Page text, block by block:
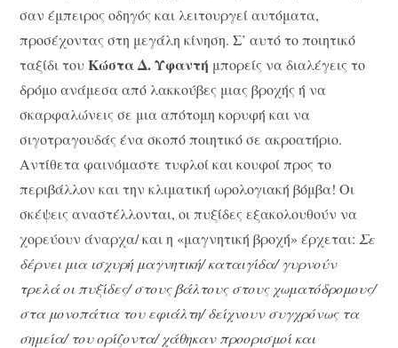
σαν έμπειρος οδηγός και λειτουργεί αυτόματα,
προσέχοντας στη μεγάλη κίνηση. Σ’ αυτό το ποιητικό
ταξίδι τουΚώστα Δ. Υφαντή μπορείς να διαλέγεις το
δρόμο ανάμεσα από λακκούβες μιας βροχής ή να
σκαρφαλώνεις σε μια απότομη κορυφή και να
σιγοτραγουδάς ένα σκοπό ποιητικό σε ακροατήριο.
Αντίθετα φαινόμαστε τυφλοί και κουφοί προς το
περιβάλλον και την κλιματική ωρολογιακή βόμβα! Οι
σκέψεις αναστέλλονται, οι πυξίδες εξακολουθούν να
χορεύουν άναρχα/ και η «μαγνητική βροχή» έρχεται: Σε
δέρνει μια ισχυρή μαγνητική/ καταιγίδα/ γυρνούν
τρελά οι πυξίδες/ στους βάλτους στους χωματόδρομους/
στα μονοπάτια του εφιάλτη/ δείχνουν συγχρόνως τα
σημεία/ του ορίζοντα/ χάθηκαν προορισμοί και